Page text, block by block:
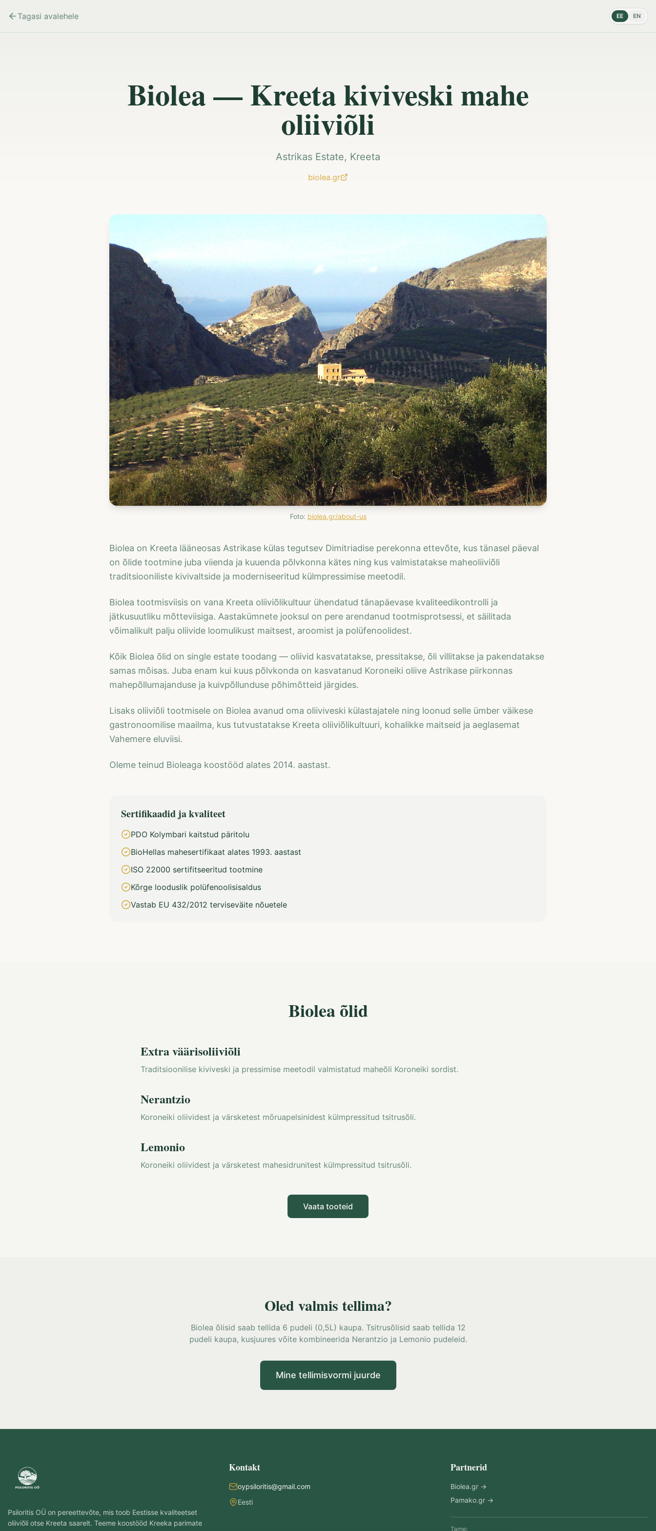
Tagasi avalehele EE EN
Biolea — Kreeta kiviveski mahe
oliiviõli
Astrikas Estate, Kreeta
biolea.gr
Foto: biolea.gr/about-us
Biolea on Kreeta lääneosas Astrikase külas tegutsev Dimitriadise perekonna ettevõte, kus tänasel päeval
on õlide tootmine juba viienda ja kuuenda põlvkonna kätes ning kus valmistatakse maheoliiviõli
traditsiooniliste kivivaltside ja moderniseeritud külmpressimise meetodil.
Biolea tootmisviisis on vana Kreeta oliiviõlikultuur ühendatud tänapäevase kvaliteedikontrolli ja
jätkusuutliku mõtteviisiga. Aastakümnete jooksul on pere arendanud tootmisprotsessi, et säilitada
võimalikult palju oliivide loomulikust maitsest, aroomist ja polüfenoolidest.
Kõik Biolea õlid on single estate toodang — oliivid kasvatatakse, pressitakse, õli villitakse ja pakendatakse
samas mõisas. Juba enam kui kuus põlvkonda on kasvatanud Koroneiki oliive Astrikase piirkonnas
mahepõllumajanduse ja kuivpõllunduse põhimõtteid järgides.
Lisaks oliiviõli tootmisele on Biolea avanud oma oliiviveski külastajatele ning loonud selle ümber väikese
gastronoomilise maailma, kus tutvustatakse Kreeta oliiviõlikultuuri, kohalikke maitseid ja aeglasemat
Vahemere eluviisi.
Oleme teinud Bioleaga koostööd alates 2014. aastast.
Sertifikaadid ja kvaliteet
PDO Kolymbari kaitstud päritolu
BioHellas mahesertifikaat alates 1993. aastast
ISO 22000 sertifitseeritud tootmine
Kõrge looduslik polüfenoolisisaldus
Vastab EU 432/2012 terviseväite nõuetele
Biolea õlid
Extra väärisoliiviõli
Traditsioonilise kiviveski ja pressimise meetodil valmistatud maheõli Koroneiki sordist.
Nerantzio
Koroneiki oliividest ja värsketest mõruapelsinidest külmpressitud tsitrusõli.
Lemonio
Koroneiki oliividest ja värsketest mahesidrunitest külmpressitud tsitrusõli.
Vaata tooteid
Oled valmis tellima?
Biolea õlisid saab tellida 6 pudeli (0,5L) kaupa. Tsitrusõlisid saab tellida 12
pudeli kaupa, kusjuures võite kombineerida Nerantzio ja Lemonio pudeleid.
Mine tellimisvormi juurde
Psiloritis OÜ on pereettevõte, mis toob Eestisse kvaliteetset
oliiviõli otse Kreeta saarelt. Teeme koostööd Kreeka parimate
Kontakt
oypsiloritis@gmail.com
Eesti
Partnerid
Biolea.gr →
Pamako.gr →
Tarne: